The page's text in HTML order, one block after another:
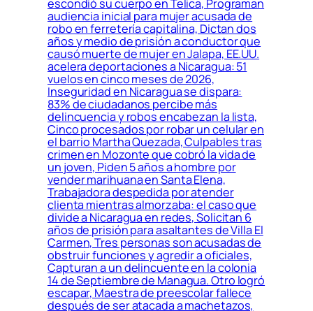
escondió su cuerpo en Telica, Programan
audiencia inicial para mujer acusada de
robo en ferretería capitalina, Dictan dos
años y medio de prisión a conductor que
causó muerte de mujer en Jalapa, EE.UU.
acelera deportaciones a Nicaragua: 51
vuelos en cinco meses de 2026,
Inseguridad en Nicaragua se dispara:
83% de ciudadanos percibe más
delincuencia y robos encabezan la lista,
Cinco procesados por robar un celular en
el barrio Martha Quezada, Culpables tras
crimen en Mozonte que cobró la vida de
un joven, Piden 5 años a hombre por
vender marihuana en Santa Elena,
Trabajadora despedida por atender
clienta mientras almorzaba: el caso que
divide a Nicaragua en redes, Solicitan 6
años de prisión para asaltantes de Villa El
Carmen, Tres personas son acusadas de
obstruir funciones y agredir a oficiales,
Capturan a un delincuente en la colonia
14 de Septiembre de Managua. Otro logró
escapar, Maestra de preescolar fallece
después de ser atacada a machetazos,